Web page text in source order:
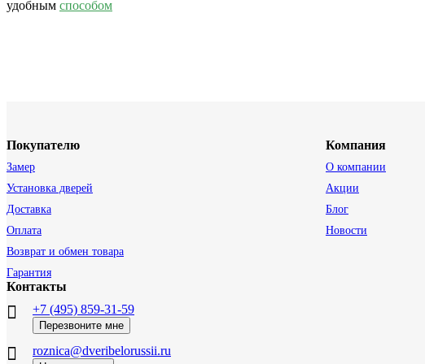
удобным способом
Покупателю
Замер
Установка дверей
Доставка
Оплата
Возврат и обмен товара
Гарантия
Компания
О компании
Акции
Блог
Новости
Контакты
+7 (495) 859-31-59
Перезвоните мне
roznica@dveribelorussii.ru